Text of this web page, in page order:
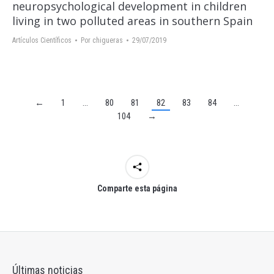
neuropsychological development in children
living in two polluted areas in southern Spain
Artículos Científicos Por chigueras 29/07/2019
← 1 … 80 81 82 83 84
…
104
→
Comparte esta página
Últimas noticias